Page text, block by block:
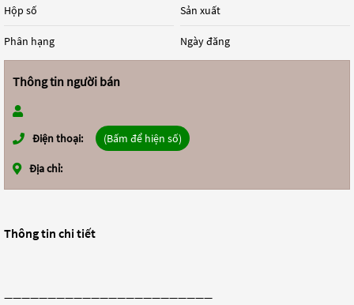
Hộp số
Phân hạng
Sản xuất
Ngày đăng
Thông tin người bán
Điện thoại: (Bấm để hiện số)
Địa chỉ:
Thông tin chi tiết
————————————————————————